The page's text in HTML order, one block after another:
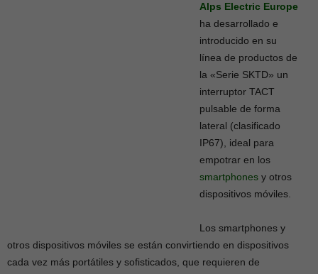
Alps Electric Europe
ha desarrollado e
introducido en su
línea de productos de
la «Serie SKTD» un
interruptor TACT
pulsable de forma
lateral (clasificado
IP67), ideal para
empotrar en los
smartphones y otros
dispositivos móviles.
Los smartphones y
otros dispositivos móviles se están convirtiendo en dispositivos
cada vez más portátiles y sofisticados, que requieren de